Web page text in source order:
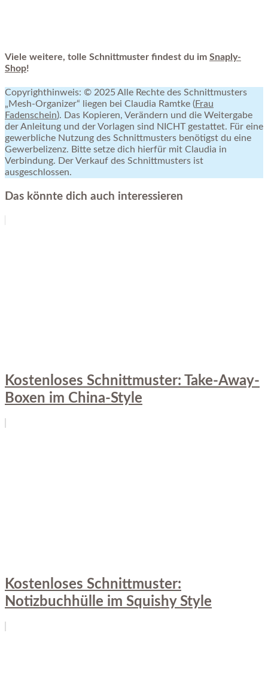
Viele weitere, tolle Schnittmuster findest du im Snaply-
Shop!
Copyrighthinweis: © 2025 Alle Rechte des Schnittmusters
„Mesh-Organizer“ liegen bei Claudia Ramtke (Frau
Fadenschein). Das Kopieren, Verändern und die Weitergabe
der Anleitung und der Vorlagen sind NICHT gestattet. Für eine
gewerbliche Nutzung des Schnittmusters benötigst du eine
Gewerbelizenz. Bitte setze dich hierfür mit Claudia in
Verbindung. Der Verkauf des Schnittmusters ist
ausgeschlossen.
Das könnte dich auch interessieren
Kostenloses Schnittmuster: Take-Away-
Boxen im China-Style
Kostenloses Schnittmuster:
Notizbuchhülle im Squishy Style